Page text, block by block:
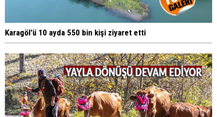
Karagöl'ü 10 ayda 550 bin kişi ziyaret etti